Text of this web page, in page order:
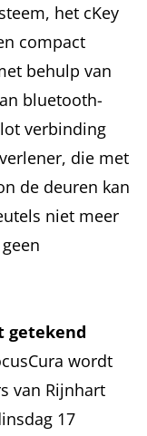
het cKey
compact
behulp van
bluetooth-
verbinding
die met
de deuren kan
niet meer
getekend
wordt
van Rijnhart
17